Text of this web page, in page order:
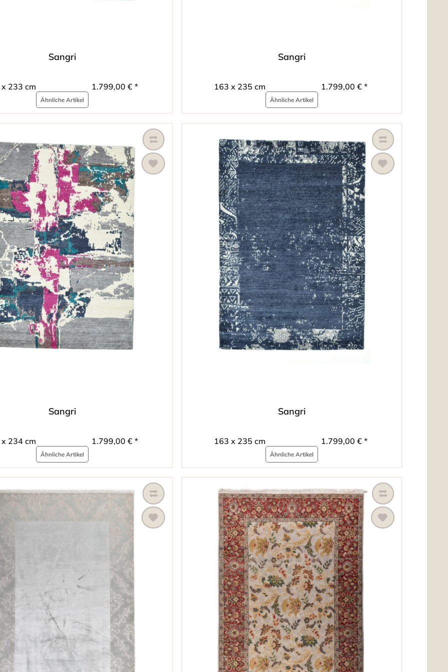
Sangri
233 cm 1.799,00 € *
Ähnliche Artikel
Sangri
163 x 235 cm 1.799,00 € *
Ähnliche Artikel
Sangri
234 cm 1.799,00 € *
Ähnliche Artikel
Sangri
163 x 235 cm 1.799,00 € *
Ähnliche Artikel